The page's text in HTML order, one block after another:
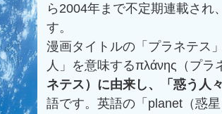
ら2004年まで不定期連載され
す。
漫画タイトルの「プラネテス
人」を意味するπλάνης（プラ
ネテス）に由来し、「惑う人々
語です。英語の「planet（惑